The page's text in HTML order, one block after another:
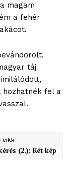
magam
a fehér
táj
hozhatnék fel a
cikk
(2.): Két kép